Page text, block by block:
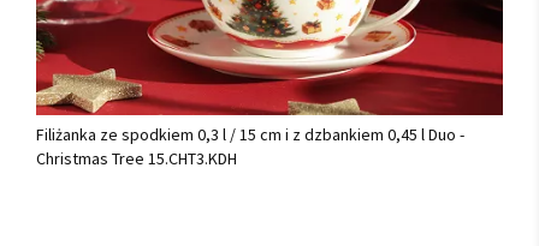
Filiżanka ze spodkiem 0,3 l / 15 cm i z dzbankiem 0,45 l Duo -
Christmas Tree 15.CHT3.KDH